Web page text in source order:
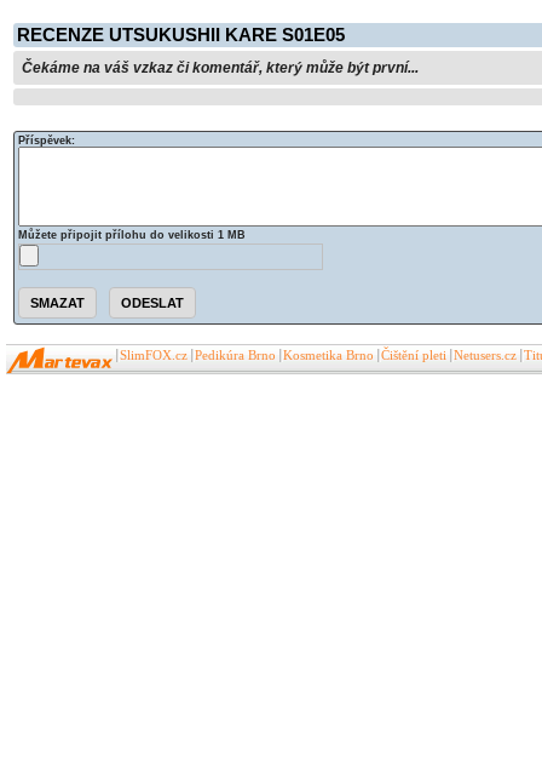
RECENZE UTSUKUSHII KARE S01E05
Čekáme na váš vzkaz či komentář, který může být první...
Příspěvek:
Můžete připojit přílohu do velikosti 1 MB
SlimFOX.cz Pedikúra Brno Kosmetika Brno Čištění pleti Netusers.cz